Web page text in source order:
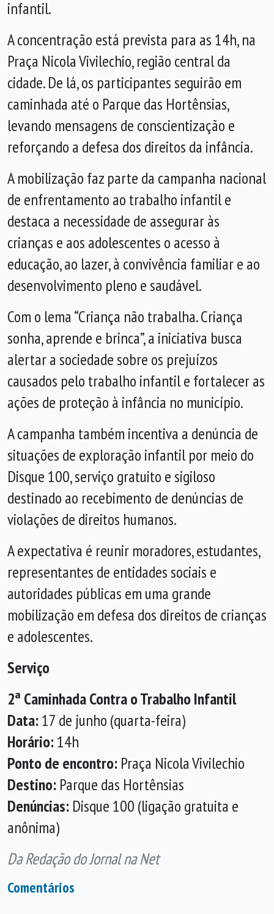
infantil.
A concentração está prevista para as 14h, na
Praça Nicola Vivilechio, região central da
cidade. De lá, os participantes seguirão em
caminhada até o Parque das Hortênsias,
levando mensagens de conscientização e
reforçando a defesa dos direitos da infância.
A mobilização faz parte da campanha nacional
de enfrentamento ao trabalho infantil e
destaca a necessidade de assegurar às
crianças e aos adolescentes o acesso à
educação, ao lazer, à convivência familiar e ao
desenvolvimento pleno e saudável.
Com o lema “Criança não trabalha. Criança
sonha, aprende e brinca”, a iniciativa busca
alertar a sociedade sobre os prejuízos
causados pelo trabalho infantil e fortalecer as
ações de proteção à infância no município.
A campanha também incentiva a denúncia de
situações de exploração infantil por meio do
Disque 100, serviço gratuito e sigiloso
destinado ao recebimento de denúncias de
violações de direitos humanos.
A expectativa é reunir moradores, estudantes,
representantes de entidades sociais e
autoridades públicas em uma grande
mobilização em defesa dos direitos de crianças
e adolescentes.
Serviço
2ª Caminhada Contra o Trabalho Infantil
Data:17 de junho (quarta-feira)
Horário:14h
Ponto de encontro: Praça Nicola Vivilechio
Destino: Parque das Hortênsias
Denúncias: Disque 100 (ligação gratuita e
anônima)
Da Redação do Jornal na Net
Comentários